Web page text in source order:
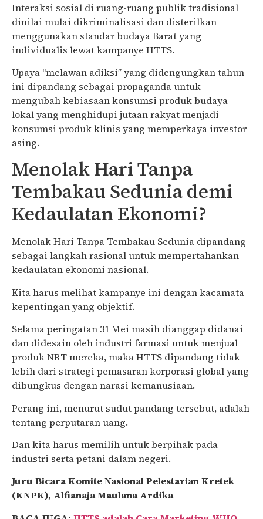
Interaksi sosial di ruang-ruang publik tradisional
dinilai mulai dikriminalisasi dan disterilkan
menggunakan standar budaya Barat yang
individualis lewat kampanye HTTS.
Upaya “melawan adiksi” yang didengungkan tahun
ini dipandang sebagai propaganda untuk
mengubah kebiasaan konsumsi produk budaya
lokal yang menghidupi jutaan rakyat menjadi
konsumsi produk klinis yang memperkaya investor
asing.
Menolak Hari Tanpa
Tembakau Sedunia demi
Kedaulatan Ekonomi?
Menolak Hari Tanpa Tembakau Sedunia dipandang
sebagai langkah rasional untuk mempertahankan
kedaulatan ekonomi nasional.
Kita harus melihat kampanye ini dengan kacamata
kepentingan yang objektif.
Selama peringatan 31 Mei masih dianggap didanai
dan didesain oleh industri farmasi untuk menjual
produk NRT mereka, maka HTTS dipandang tidak
lebih dari strategi pemasaran korporasi global yang
dibungkus dengan narasi kemanusiaan.
Perang ini, menurut sudut pandang tersebut, adalah
tentang perputaran uang.
Dan kita harus memilih untuk berpihak pada
industri serta petani dalam negeri.
Juru Bicara Komite Nasional Pelestarian Kretek
(KNPK), Alfianaja Maulana Ardika